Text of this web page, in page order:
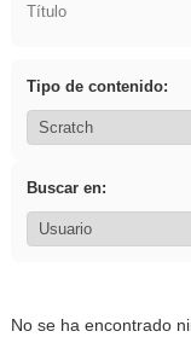
Título
Tipo de contenido:
Buscar en:
No se ha encontrado